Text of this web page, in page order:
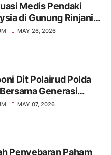
Medis Pendaki
di Gunung Rinjani
Korban
MAY 26, 2026
Dit Polairud Polda
Generasi
Bersihkan Pantai
MAY 07, 2026
Penyebaran Paham